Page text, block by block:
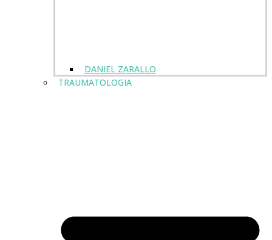
DANIEL ZARALLO
TRAUMATOLOGIA